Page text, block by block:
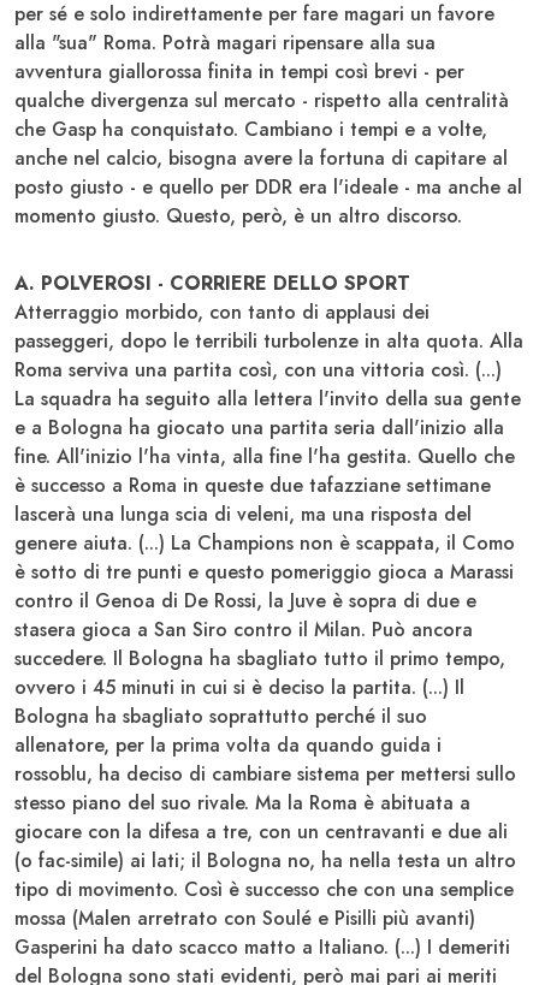
per sé e solo indirettamente per fare magari un favore
alla "sua" Roma. Potrà magari ripensare alla sua
avventura giallorossa finita in tempi così brevi - per
qualche divergenza sul mercato - rispetto alla centralità
che Gasp ha conquistato. Cambiano i tempi e a volte,
anche nel calcio, bisogna avere la fortuna di capitare al
posto giusto - e quello per DDR era l'ideale - ma anche al
momento giusto. Questo, però, è un altro discorso.
A. POLVEROSI - CORRIERE DELLO SPORT
Atterraggio morbido, con tanto di applausi dei
passeggeri, dopo le terribili turbolenze in alta quota. Alla
Roma serviva una partita così, con una vittoria così. (...)
La squadra ha seguito alla lettera l'invito della sua gente
e a Bologna ha giocato una partita seria dall'inizio alla
fine. All'inizio l'ha vinta, alla fine l'ha gestita. Quello che
è successo a Roma in queste due tafazziane settimane
lascerà una lunga scia di veleni, ma una risposta del
genere aiuta. (...) La Champions non è scappata, il Como
è sotto di tre punti e questo pomeriggio gioca a Marassi
contro il Genoa di De Rossi, la Juve è sopra di due e
stasera gioca a San Siro contro il Milan. Può ancora
succedere. Il Bologna ha sbagliato tutto il primo tempo,
ovvero i 45 minuti in cui si è deciso la partita. (...) Il
Bologna ha sbagliato soprattutto perché il suo
allenatore, per la prima volta da quando guida i
rossoblu, ha deciso di cambiare sistema per mettersi sullo
stesso piano del suo rivale. Ma la Roma è abituata a
giocare con la difesa a tre, con un centravanti e due ali
(o fac-simile) ai lati; il Bologna no, ha nella testa un altro
tipo di movimento. Così è successo che con una semplice
mossa (Malen arretrato con Soulé e Pisilli più avanti)
Gasperini ha dato scacco matto a Italiano. (...) I demeriti
del Bologna sono stati evidenti, però mai pari ai meriti